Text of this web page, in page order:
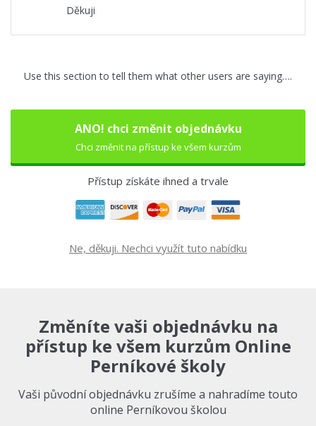
Děkuji
Use this section to tell them what other users are saying….
ANO! chci změnit objednávku
Chci změnit na přístup ke všem kurzům
Přístup získáte ihned a trvale
Ne, děkuji. Nechci využít tuto nabídku
Změníte vaši objednávku na
přístup ke všem kurzům Online
Perníkové školy
Vaši původní objednávku zrušíme a nahradíme touto
online Perníkovou školou